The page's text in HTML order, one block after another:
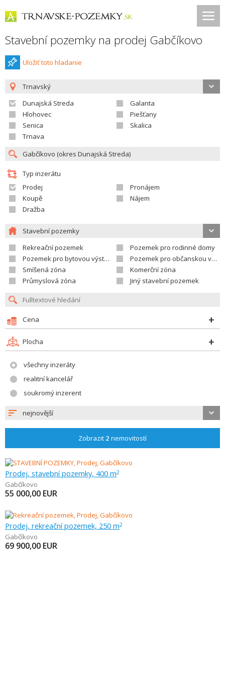
Stavební pozemky na prodej Gabčíkovo
Uložiť toto hladanie
Trnavský
Dunajská Streda
Galanta
Hlohovec
Piešťany
Senica
Skalica
Trnava
Typ inzerátu
Prodej
Pronájem
Koupě
Nájem
Dražba
Stavební pozemky
Rekreační pozemek
Pozemek pro rodinné domy
Pozemek pro bytovou výstavbu
Pozemek pro občanskou vybavenost
Smíšená zóna
Komerční zóna
Průmyslová zóna
Jiný stavební pozemek
Cena
Plocha
všechny inzeráty
realitní kancelář
soukromý inzerent
nejnovější
Zobrazit 2 nemovitostí
Prodej, stavební pozemky, 400 m2
Gabčíkovo
55 000,00 EUR
Prodej, rekreační pozemek, 250 m2
Gabčíkovo
69 900,00 EUR